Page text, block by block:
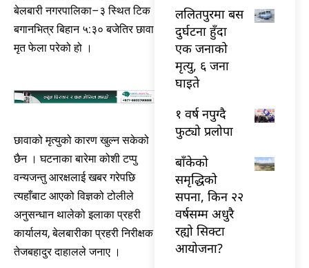
बेलबारी नगरपालिका–३ स्थित टिक
बगानभित्र बिहान ५:३० बजेतिर छावा
मृत फेला परेको हो ।
छावाको मृत्युको कारण खुल्न सकेको
छैन । घटनाका बारेमा कोशी टप्पु
वन्यजन्तु आरक्षलाई खबर गरेपछि
त्यहाँबाट आएको विज्ञको टोलीले
अनुसन्धान थालेको इलाका प्रहरी
कार्यालय, बेलबारीका प्रहरी निरीक्षक
तेजबहादुर दाहालले जनाए ।
ललितपुरमा बस
दुर्घटना हुँदा
एक जनाको
मृत्यु, ६ जना
घाइते
१ वर्ष नपुग्दै
फुट्यो प्रलोपा
बाँकेको
समृद्धिको
सपना, किन २२
वर्षसम्म अधुरै
रह्यो सिक्टा
आयोजना?